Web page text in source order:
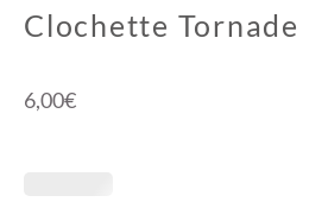
Clochette Tornade
6,00€